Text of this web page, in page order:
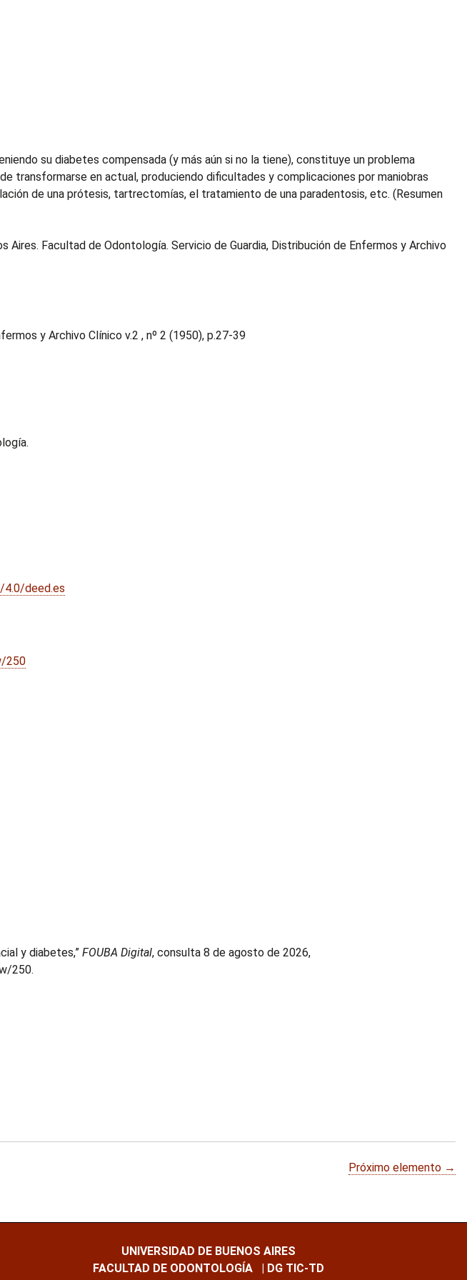
su diabetes compensada (y más aún si no la tiene), constituye un problema
transformarse en actual, produciendo dificultades y complicaciones por maniobras
de una prótesis, tartrectomías, el tratamiento de una paradentosis, etc. (Resumen
Aires. Facultad de Odontología. Servicio de Guardia, Distribución de Enfermos y Archivo
y Archivo Clínico v.2 , nº 2 (1950), p.27-39
deed.es
250
y diabetes,”FOUBA Digital, consulta 8 de agosto de 2026,
250.
Próximo elemento →
UNIVERSIDAD DE BUENOS AIRES
FACULTAD DE ODONTOLOGÍA
| DG TIC-TD